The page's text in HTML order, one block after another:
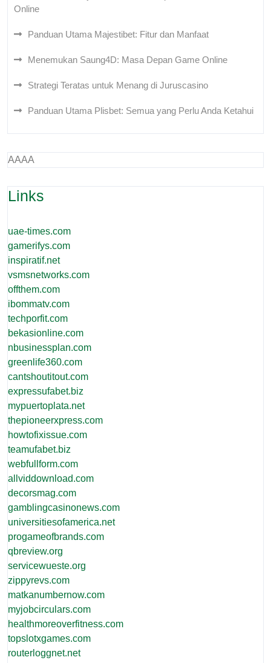
Online
Panduan Utama Majestibet: Fitur dan Manfaat
Menemukan Saung4D: Masa Depan Game Online
Strategi Teratas untuk Menang di Juruscasino
Panduan Utama Plisbet: Semua yang Perlu Anda Ketahui
AAAA
Links
uae-times.com
gamerifys.com
inspiratif.net
vsmsnetworks.com
offthem.com
ibommatv.com
techporfit.com
bekasionline.com
nbusinessplan.com
greenlife360.com
cantshoutitout.com
expressufabet.biz
mypuertoplata.net
thepioneerxpress.com
howtofixissue.com
teamufabet.biz
webfullform.com
allviddownload.com
decorsmag.com
gamblingcasinonews.com
universitiesofamerica.net
progameofbrands.com
qbreview.org
servicewueste.org
zippyrevs.com
matkanumbernow.com
myjobcirculars.com
healthmoreoverfitness.com
topslotxgames.com
routerloggnet.net